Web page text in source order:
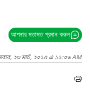
আপনার মতামত প্রদান করুন
২৩ মার্চ, ২০১৫ এ ১১:০৬ AM